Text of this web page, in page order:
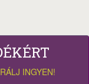
INGYEN!